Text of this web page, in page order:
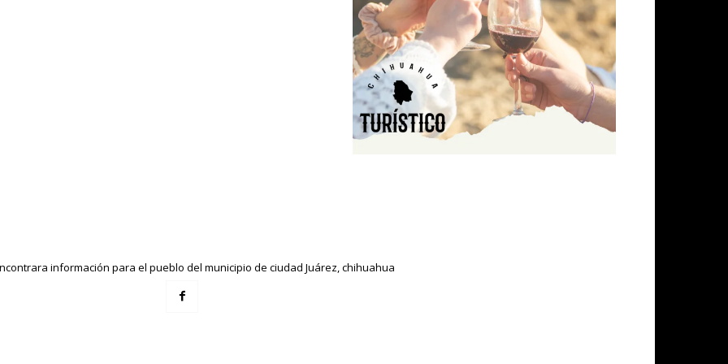
información para el pueblo del municipio de ciudad Juárez, chihuahua